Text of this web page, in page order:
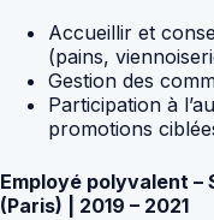
Accueillir et
(pains,
Gestion des
Participation à
promotions
Employé polyvalent
(Paris) | 2019 – 2021